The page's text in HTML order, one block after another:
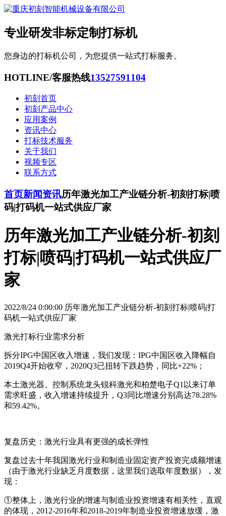
专业研发非标定制打标机
您身边的打标机公司，为您提供一站式打标服务。
HOTLINE/客服热线13527591104
初刻首页
初刻产品中心
应用案例
资讯中心
打标技术服务
关于我们
视频专区
联系方式
首页新闻资讯历年激光加工产业链分析-初刻打标|喷
码|打码机一站式供应厂家
历年激光加工产业链分析-初刻
打标|喷码|打码机一站式供应厂
家
2022/8/24 0:00:00 历年激光加工产业链分析-初刻打标|喷码|打
码机一站式供应厂家
激光打标行业需求分析
拆分IPG中国区收入增速，我们发现：IPG中国区收入降幅自
2019Q4开始收窄，2020Q3已扭转下跌趋势，同比+22%；
本土激光器、控制系统龙头锐科激光和柏楚电子Q1以来订单
需求旺盛，收入增速持续提升，Q3同比增速分别高达78.28%
和59.42%。
复盘历史：激光行业具有更强的成长弹性
复盘过去十年我国激光行业和制造业固定资产投资完成额增速
（由于激光行业缺乏月度数据，这里我们选取年度数据），发
现：
①整体上，激光行业的增速与制造业投资增速有相关性，直观
的体现，2012-2016年和2018-2019年制造业投资增速放缓，激